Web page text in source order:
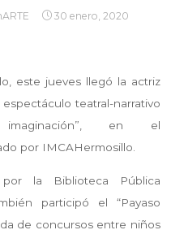
30 enero, 2020
este jueves llegó la actriz
teatral-narrativo
en el
por IMCAHermosillo.
la Biblioteca Pública
participó el “Payaso
de concursos entre niños